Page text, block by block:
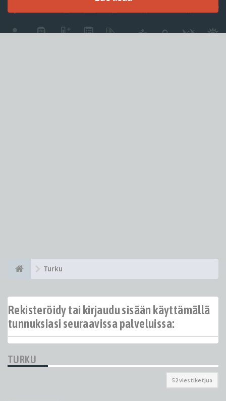
Turku
Rekisteröidy tai kirjaudu sisään käyttämällä
tunnuksiasi seuraavissa palveluissa:
TURKU
52 viestiketjua